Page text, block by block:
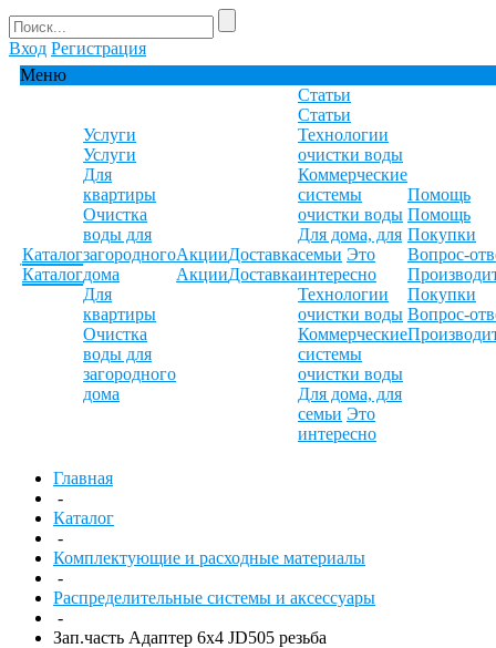
Вход Регистрация
Меню
Каталог
Каталог
Услуги
Услуги
Для
квартиры
Очистка
воды для
загородного
дома
Для
квартиры
Очистка
воды для
загородного
дома
Акции
Акции
Доставка
Доставка
Статьи
Статьи
Технологии
очистки воды
Коммерческие
системы
очистки воды
Для дома, для
семьи Это
интересно
Технологии
очистки воды
Коммерческие
системы
очистки воды
Для дома, для
семьи Это
интересно
Помощь
Помощь
Покупки
Вопрос-
Покупки
Вопрос-
Главная
-
Каталог
-
Комплектующие и расходные материалы
-
Распределительные системы и аксессуары
-
Зап.часть Адаптер 6х4 JD505 резьба